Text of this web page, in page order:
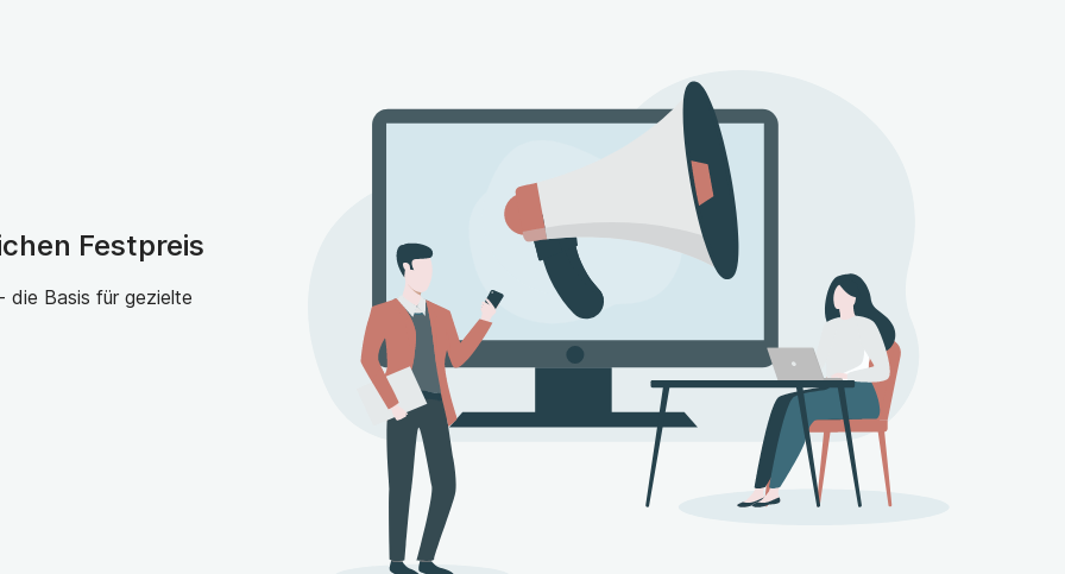
und Fitnessbereich
und umweltfreundlich
unterstützen möchten und an dieser Aufgabe
Festpreis
die Basis für gezielte